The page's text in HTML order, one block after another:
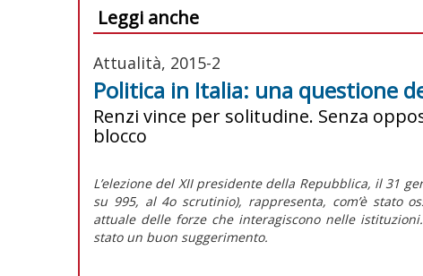
Leggi anche
Attualità, 2015-2
Politica in Italia: una questione
Renzi vince per solitudine. Senza
blocco
L’elezione del XII presidente della Repubblica, il 31
su 995, al 4o scrutinio), rappresenta, com’è stato
attuale delle forze che interagiscono nelle
stato un buon suggerimento.